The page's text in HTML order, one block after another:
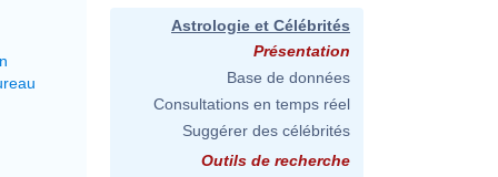
Astrologie et Célébrités
Présentation
Base de données
Consultations en temps réel
Suggérer des célébrités
Outils de recherche